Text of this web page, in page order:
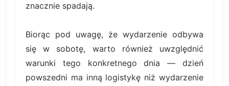
znacznie spadają.
Biorąc pod uwagę, że wydarzenie odbywa
się w sobotę, warto również uwzględnić
warunki tego konkretnego dnia — dzień
powszedni ma inną logistykę niż wydarzenie